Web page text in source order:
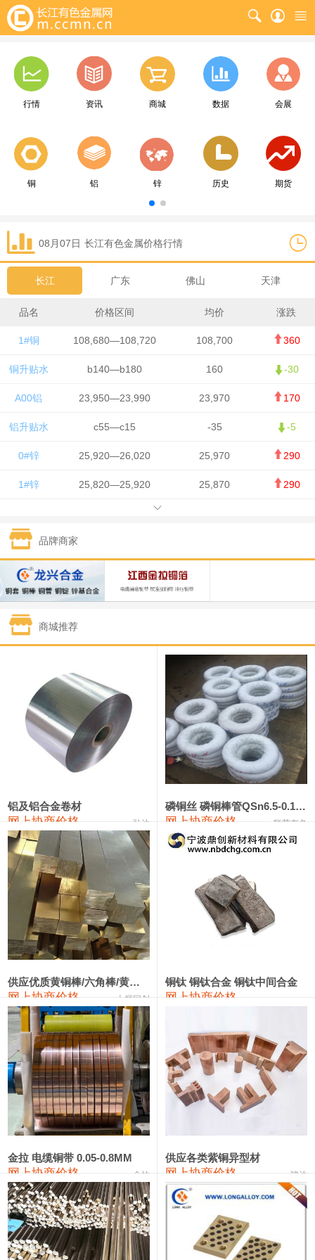
行情 资讯 商城 数据 会展
铜 铝 锌 历史 期货
08月07日 长江有色金属价格行情
长江 广东 佛山 天津
品名 价格区间 均价 涨跌
1#铜 108,680—108,720 108,700 360
铜升贴水 b140—b180 160 -30
A00铝 23,950—23,990 23,970 170
铝升贴水 c55—c15 -35 -5
0#锌 25,920—26,020 25,970 290
1#锌 25,820—25,920 25,870 290
1#锡 434,000—436,000
1#镍 129,550—130,750
1#白银 15,100—15,110 15,105 -70
钯金
331,000 -10,000
89,000—95,000 92,000 1,000
2#锑 85,000—91,000 88,000 1,000
1#镁 17,000—18,000 17,500 0
18,900—19,100 19,000 100
1#电解锰(99.7%袋装) 18,000—18,200 18,100 100
1#铬 60,000—82,000
553#硅 9,300—9,500
441#硅 9,600—9,800 9,700
3303#硅 10,300—10,500 10,400
2202#硅 14,100—14,300
金属硅3303#-2202# 10,400—14,200 12,300 0
漆包线 111,970—115,970 113,970
磷铜合金 110,800—117,600 114,200 400
无氧铜丝(硬) 109,710—110,010 109,860
R410A专用紫铜管 113,700—113,700
铸造铝合金锭(A380） 26,300—26,500 26,400 100
铝合金ADC12 24,200—24,400 100
铸造铝合金锭(ZL102) 24,300—24,500 24,400
品牌商家
商城推荐
铝及铝合金卷材
网上协商价格 弘达
磷铜丝 磷铜棒管QSn6.5-0.1 7-0.2 8-0.3
网上协商价格 联荣有色
供应优质黄铜棒/六角棒/黄铜方板
网上协商价格 十堰同创
铜钛 铜钛合金 铜钛中间合金
网上协商价格
金拉 电缆铜带 0.05-0.8MM
网上协商价格 金拉
供应各类紫铜异型材
网上协商价格 骏达